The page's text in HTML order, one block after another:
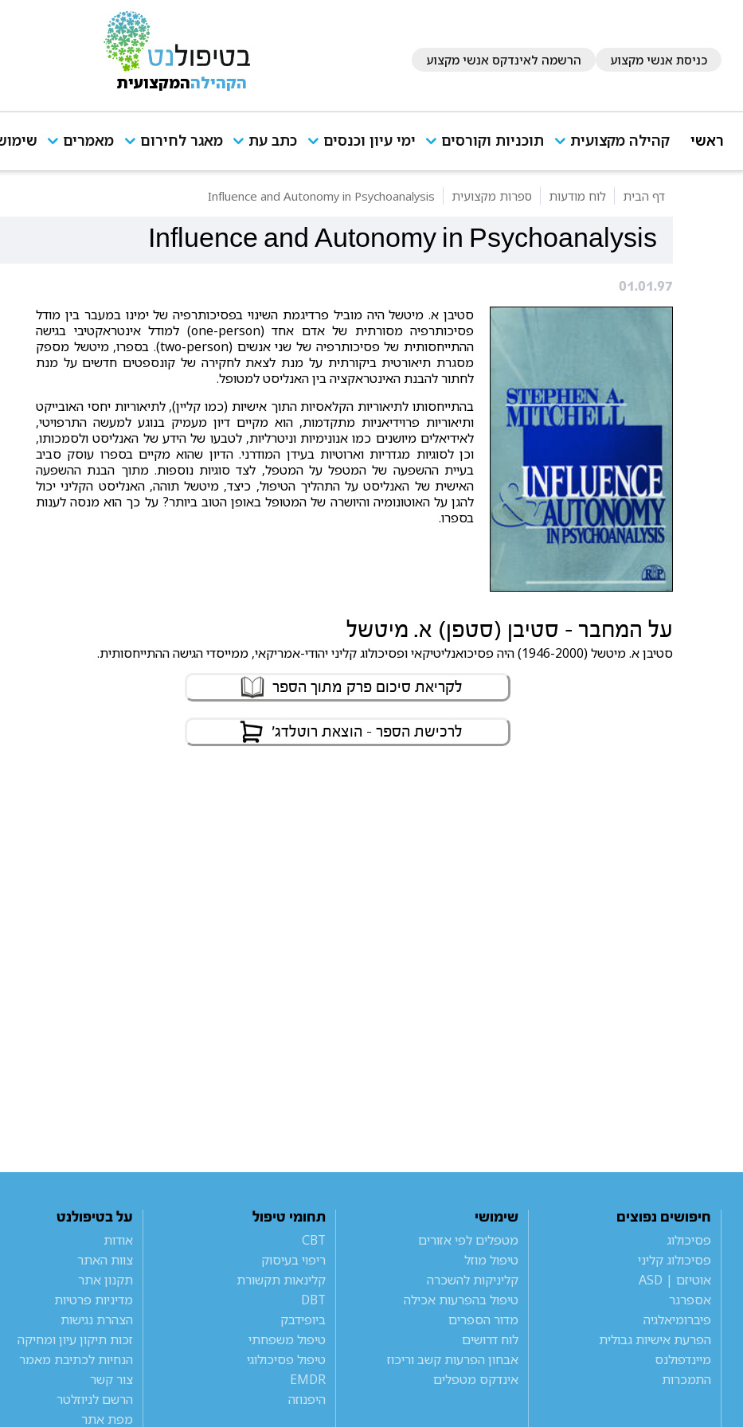
כניסת אנשי מקצוע הרשמה לאינדקס אנשי מקצוע
הקהילההמקצועית
ראשי קהילה מקצועית תוכניות וקורסים ימי עיון וכנסים כתב עת מאגר לחירום מאמרים
דף הבית לוח מודעות ספרות מקצועית Influence and Autonomy in Psychoanalysis
Influence and Autonomy in Psychoanalysis
01.01.97
סטיבן א. מיטשל היה מוביל פרדיגמת השינוי בפסיכותרפיה של ימינו במעבר בין מודל
פסיכותרפיה מסורתית של אדם אחד (one-person) למודל אינטראקטיבי בגישה
ההתייחסותית של פסיכותרפיה של שני אנשים (two-person). בספרו, מיטשל מספק
מסגרת תיאורטית ביקורתית על מנת לצאת לחקירה של קונספטים חדשים על מנת
לחתור להבנת האינטראקציה בין האנליסט למטופל.
בהתייחסותו לתיאוריות הקלאסיות התוך אישיות (כמו קליין), לתיאוריות יחסי האובייקט
ותיאוריות פרוידיאניות מתקדמות, הוא מקיים דיון מעמיק בנוגע למעשה התרפויטי,
לאידיאלים מיושנים כמו אנונימיות וניטרליות, לטבעו של הידע של האנליסט ולסמכותו,
וכן לסוגיות מגדריות וארוטיות בעידן המודרני. הדיון שהוא מקיים בספרו עוסק סביב
בעיית ההשפעה של המטפל על המטפל, לצד סוגיות נוספות. מתוך הבנת ההשפעה
האישית של האנליסט על התהליך הטיפול, כיצד, מיטשל תוהה, האנליסט הקליני יכול
להגן על האוטונומיה והיושרה של המטופל באופן הטוב ביותר? על כך הוא מנסה לענות
בספרו.
על המחבר - סטיבן (סטפן) א. מיטשל
סטיבן א. מיטשל (1946-2000) היה פסיכואנליטיקאי ופסיכולוג קליני יהודי-אמריקאי, ממייסדי הגישה ההתייחסותית.
לקריאת סיכום פרק מתוך הספר
לרכישת הספר - הוצאת רוטלדג׳
חיפושים נפוצים
פסיכולוג
פסיכולוג קליני
אוטיזם | ASD
אספרגר
פיברומיאלגיה
הפרעת אישיות גבולית
מיינדפולנס
התמכרות
שימושי
מטפלים לפי אזורים
טיפול מוזל
קליניקות להשכרה
טיפול בהפרעות אכילה
מדור הספרים
לוח דרושים
אבחון הפרעות קשב וריכוז
אינדקס מטפלים
תחומי טיפול
CBT
ריפוי בעיסוק
קלינאות תקשורת
DBT
ביופידבק
טיפול משפחתי
טיפול פסיכולוגי
EMDR
היפנוזה
על בטיפולנט
אודות
צוות האתר
תקנון אתר
מדיניות פרטיות
הצהרת נגישות
זכות תיקון עיון ומחיקה
הנחיות לכתיבת מאמר
צור קשר
הרשם לניוזלטר
מפת אתר